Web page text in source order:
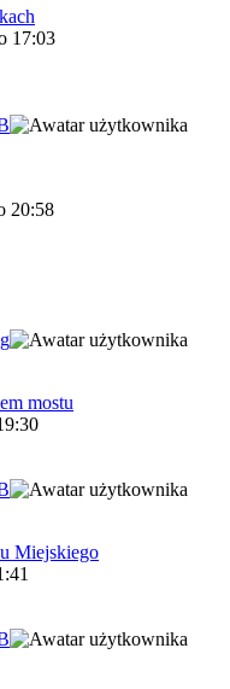
17:03
20:58
mostu
Miejskiego